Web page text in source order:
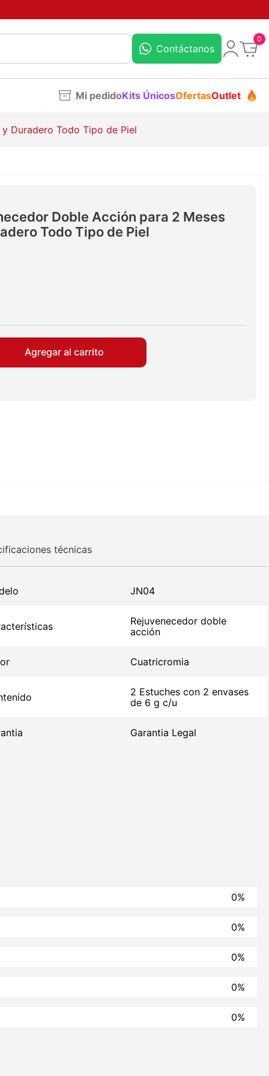
Contáctanos
0
Mi pedidoKits ÚnicosOfertasOutlet
Duradero Todo Tipo de Piel
Doble Acción para 2 Meses
Todo Tipo de Piel
Agregar al carrito
técnicas
JN04
Rejuvenecedor doble
acción
Cuatricromia
2 Estuches con 2 envases
de 6 g c/u
Garantia Legal
0%
0%
0%
0%
0%